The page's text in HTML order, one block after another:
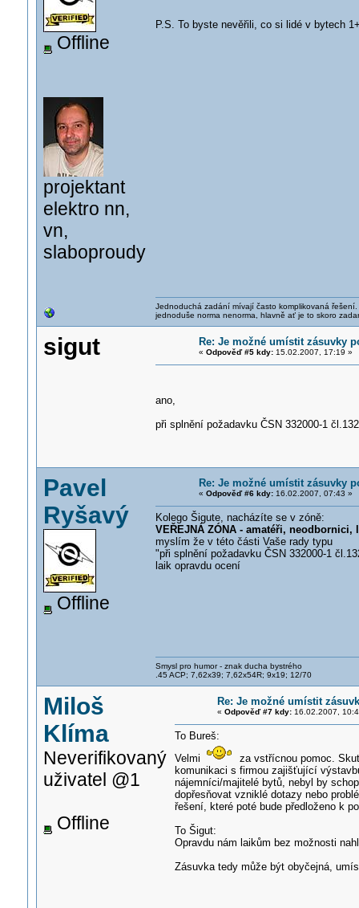
Offline
projektant
elektro nn,
vn,
slaboproudy
P.S. To byste nevěřili, co si lidé v bytech
Jednoduchá zadání mívají často komplikovaná
jednoduše norma nenorma, hlavně ať je to skoro
sigut Re: Je možné umístit zásuvky
« Odpověď #5 kdy:15.02.2007, 17:19 »
ano,
při splnění požadavku ČSN 332000-1
Pavel
Ryšavý
Offline
Re: Je možné umístit zásuvky
« Odpověď #6 kdy:16.02.2007, 07:43 »
Kolego Šigute, nacházíte se v zóně:
VEŘEJNÁ ZÓNA - amatéři,
myslím že v této části Vaše rady typu
"při splnění požadavku ČSN 332000-1
laik opravdu ocení
Smysl pro humor - znak ducha bystrého
.45 ACP; 7,62x39; 7,62x54R; 9x19; 12/70
Miloš
Klíma
Neverifikovaný
uživatel @1
Offline
Re: Je možné umístit
« Odpověď #7 kdy:16.02.2007,
To Bureš:
Velmi
za vstřícnou pomoc.
komunikaci s firmou zajišťující
nájemníci/majitelé bytů, nebyl by
dopřesňovat vzniklé dotazy nebo
řešení, které poté bude předloženo k
To Šigut:
Opravdu nám laikům bez možnosti
Zásuvka tedy může být obyčejná,